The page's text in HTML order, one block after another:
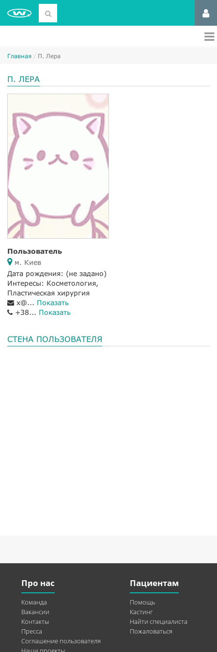
Главная П. Лера
П. ЛЕРА
Пользователь
м. Киев
Дата рождения: (не задано)
Интересы: Косметология,
Пластическая хирургия
x@... Показать
+38... Показать
СТЕНА ПОЛЬЗОВАТЕЛЯ
Про нас
Команда
Вакансии
Контакты
Пресса
Соглашение пользователя
Пациентам
Помощь
Кастинг
Найти специалиста
Пожаловаться